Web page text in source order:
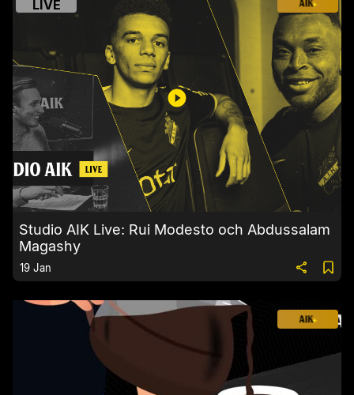
LIVE
Studio AIK Live: Rui Modesto och Abdussalam
Magashy
19 Jan